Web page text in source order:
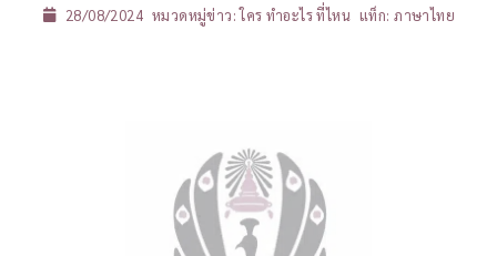
28/08/2024 หมวดหมู่ข่าว:ใคร ทำอะไร ที่ไหน แท็ก: ภาษาไทย